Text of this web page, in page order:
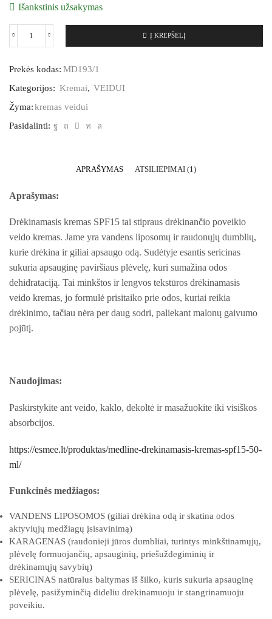
Išankstinis užsakymas
Į KREPŠELĮ
Prekės kodas: MD193/1
Kategorijos: Kremai, VEIDUI
Žyma:kremas veidui
Pasidalinti:
APRAŠYMAS ATSILIEPIMAI (1)
Aprašymas:
Drėkinamasis kremas SPF15 tai stipraus drėkinančio poveikio
veido kremas. Jame yra vandens liposomų ir raudonųjų dumblių,
kurie drėkina ir giliai apsaugo odą. Sudėtyje esantis sericinas
sukuria apsauginę paviršiaus plėvelę, kuri sumažina odos
dehidrataciją. Tai minkštos ir lengvos tekstūros drėkinamasis
veido kremas, jo formulė prisitaiko prie odos, kuriai reikia
drėkinimo, tačiau nėra per daug sodri, paliekant malonų gaivumo
pojūtį.
Naudojimas:
Paskirstykite ant veido, kaklo, dekoltė ir masažuokite iki visiškos
absorbcijos.
https://esmee.lt/produktas/medline-drekinamasis-kremas-spf15-50-
ml/
Funkcinės medžiagos:
VANDENS LIPOSOMOS (giliai drėkina odą ir skatina odos
aktyviųjų medžiagų įsisavinimą)
KARAGENAS (raudonieji jūros dumbliai, turintys minkštinamųjų,
plėvelę formuojančių, apsauginių, priešuždegiminių ir
drėkinamųjų savybių)
SERICINAS natūralus baltymas iš šilko, kuris sukuria apsauginę
plėvelę, pasižyminčią dideliu drėkinamuoju ir stangrinamuoju
poveikiu.